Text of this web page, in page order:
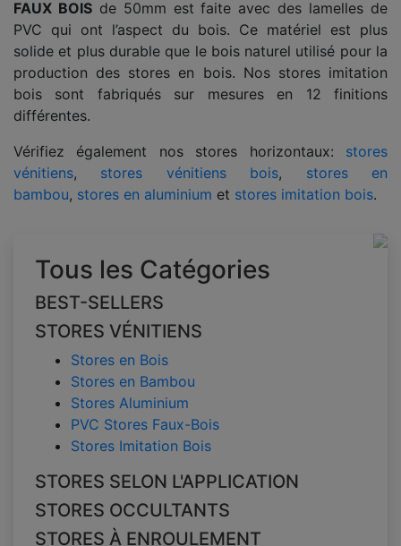
FAUX BOISde 50mm est faite avec des lamelles de
PVC qui ont l’aspect du bois. Ce matériel est plus
solide et plus durable que le bois naturel utilisé pour la
production des stores en bois. Nos stores imitation
bois sont fabriqués sur mesures en 12 finitions
différentes.
Vérifiez également nos stores horizontaux: stores
vénitiens, stores vénitiens bois, stores en
bambou, stores en aluminium et stores imitation bois.
Tous les Catégories
BEST-SELLERS
STORES VÉNITIENS
Stores en Bois
Stores en Bambou
Stores Aluminium
PVC Stores Faux-Bois
Stores Imitation Bois
STORES SELON L'APPLICATION
STORES OCCULTANTS
STORES À ENROULEMENT